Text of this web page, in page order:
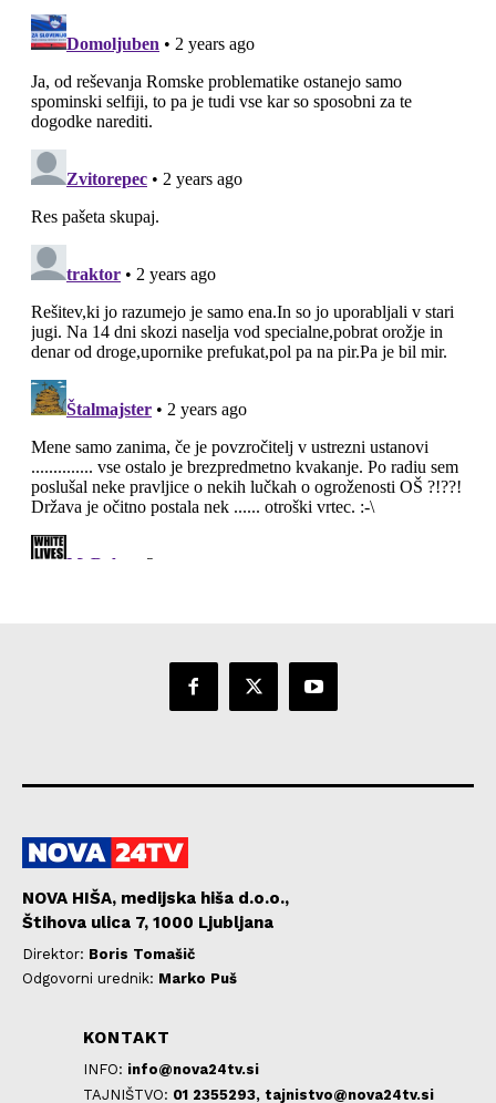
NOVA HIŠA, medijska hiša d.o.o.,
Štihova ulica 7, 1000 Ljubljana
Direktor: Boris Tomašič
Odgovorni urednik: Marko Puš
KONTAKT
INFO: info@nova24tv.si
TAJNIŠTVO: 01 2355293, tajnistvo@nova24tv.si